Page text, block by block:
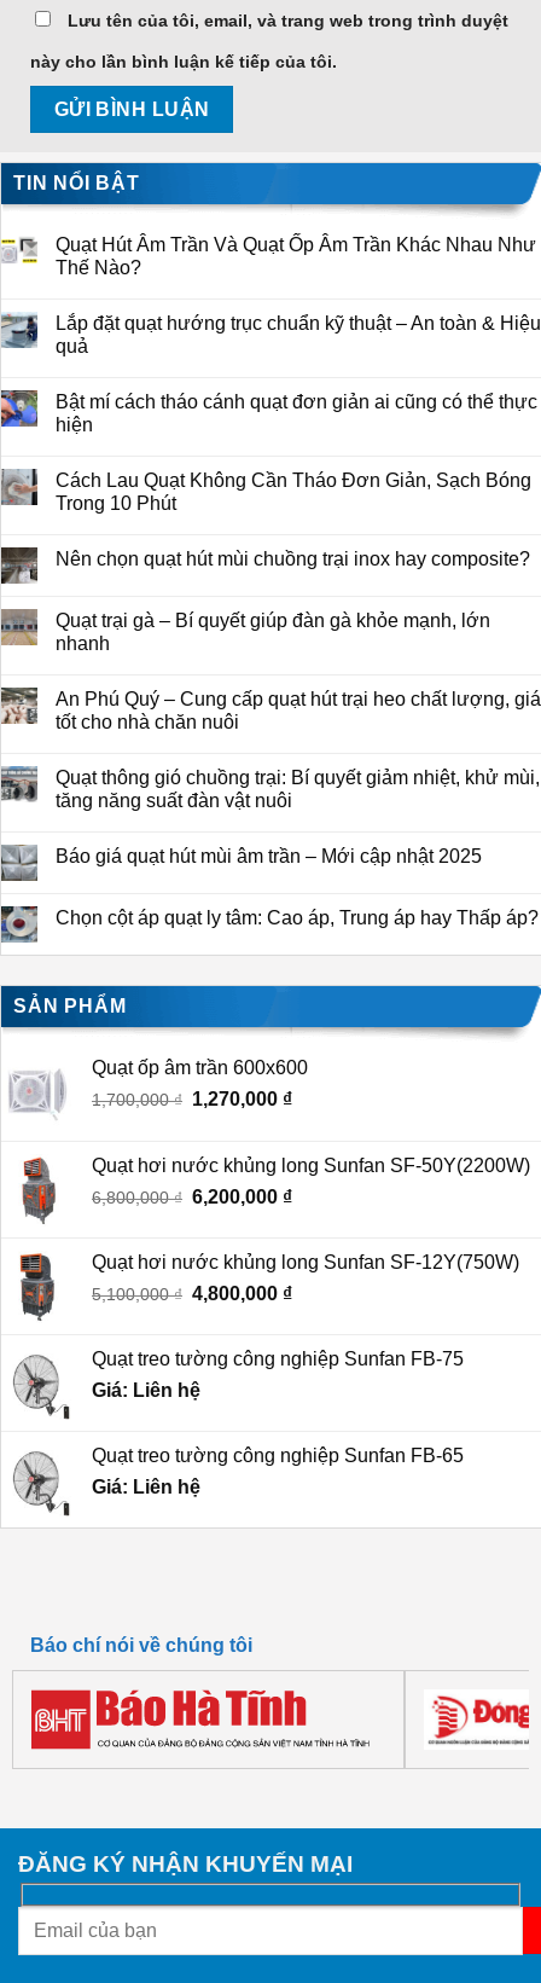
Lưu tên của tôi, email, và trang web trong trình duyệt
này cho lần bình luận kế tiếp của tôi.
TIN NỔI BẬT
Quạt Hút Âm Trần Và Quạt Ốp Âm Trần Khác Nhau Như
Thế Nào?
Lắp đặt quạt hướng trục chuẩn kỹ thuật – An toàn & Hiệu
quả
Bật mí cách tháo cánh quạt đơn giản ai cũng có thể thực
hiện
Cách Lau Quạt Không Cần Tháo Đơn Giản, Sạch Bóng
Trong 10 Phút
Nên chọn quạt hút mùi chuồng trại inox hay composite?
Quạt trại gà – Bí quyết giúp đàn gà khỏe mạnh, lớn
nhanh
An Phú Quý – Cung cấp quạt hút trại heo chất lượng, giá
tốt cho nhà chăn nuôi
Quạt thông gió chuồng trại: Bí quyết giảm nhiệt, khử mùi,
tăng năng suất đàn vật nuôi
Báo giá quạt hút mùi âm trần – Mới cập nhật 2025
Chọn cột áp quạt ly tâm: Cao áp, Trung áp hay Thấp áp?
SẢN PHẨM
Quạt ốp âm trần 600x600
1,700,000₫ Giá
1,700,000 ₫.
1,270,000 ₫Giá
là:
1,270,000 ₫.
Quạt hơi nước khủng long Sunfan SF-50Y(2200W)
6,800,000₫ Giá
6,800,000 ₫.
6,200,000 ₫Giá
là:
6,200,000 ₫.
Quạt hơi nước khủng long Sunfan SF-12Y(750W)
5,100,000₫ Giá
5,100,000 ₫.
4,800,000 ₫Giá
là:
Quạt treo tường công nghiệp Sunfan FB-75
Giá: Liên hệ
Quạt treo tường công nghiệp Sunfan FB-65
Giá: Liên hệ
Báo chí nói về chúng tôi
ĐĂNG KÝ NHẬN KHUYẾN MẠI